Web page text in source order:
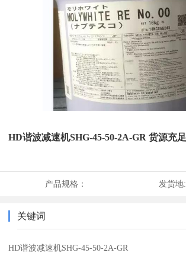
HD谐波减速机SHG-45-50-2A-GR 货源充足
产品规格： 发货地:
关键词
HD谐波减速机SHG-45-50-2A-GR